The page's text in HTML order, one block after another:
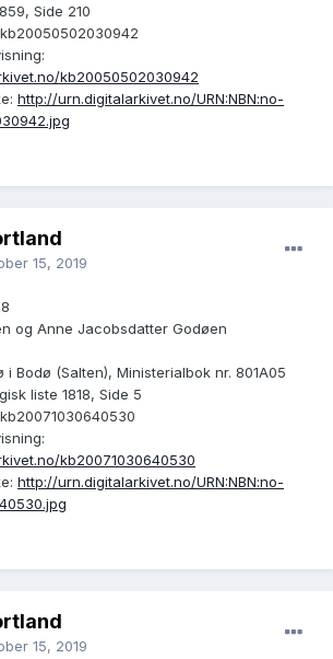
Side 210
kb20050502030942
http://urn.digitalarkivet.no/URN:NBN:no-
15, 2019
og Anne Jacobsdatter Godøen
Bodø (Salten), Ministerialbok nr. 801A05
liste 1818, Side 5
kb20071030640530
http://urn.digitalarkivet.no/URN:NBN:no-
15, 2019